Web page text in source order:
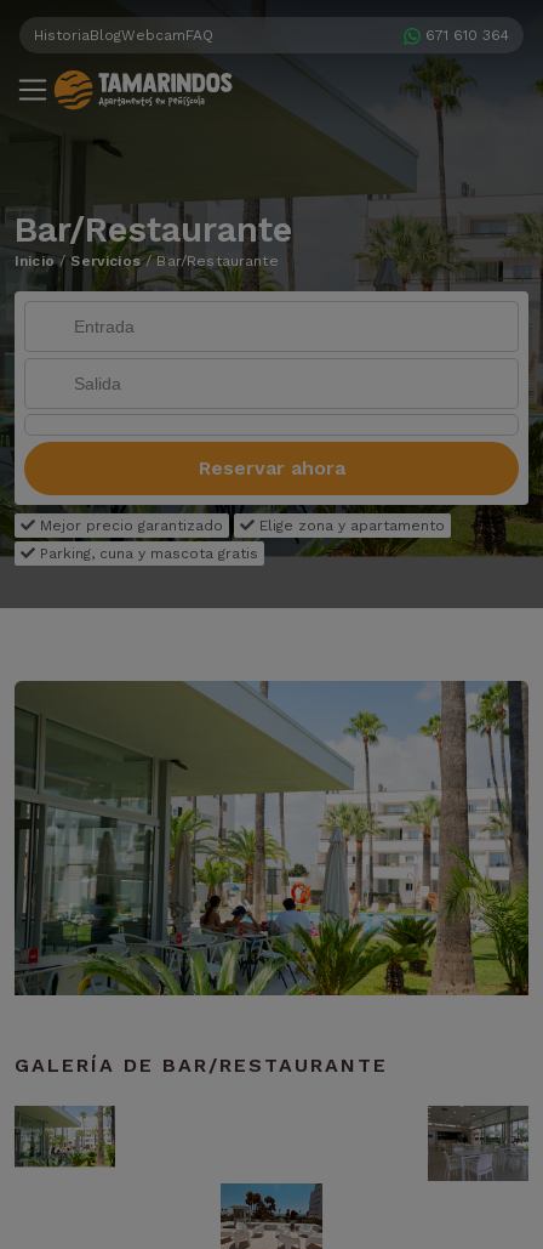
HistoriaBlogWebcamFAQ 671 610 364
Bar/Restaurante
Inicio/Servicios/Bar/Restaurante
Reservar ahora
Mejor precio garantizado
Elige zona y apartamento
Parking, cuna y mascota gratis
GALERÍA DE BAR/RESTAURANTE